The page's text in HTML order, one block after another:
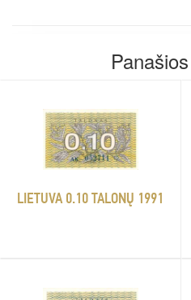
LIETUVA 0.10 TALONŲ 1991